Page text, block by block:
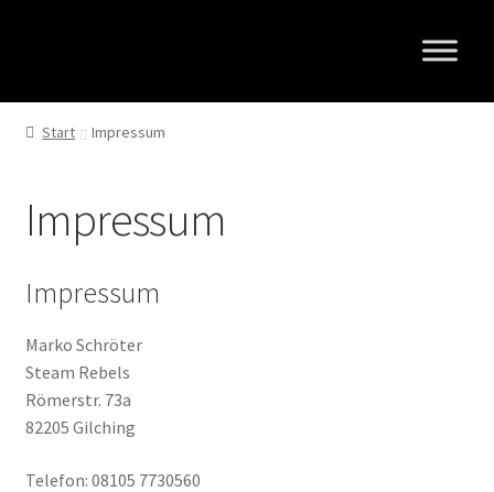
Start Impressum
Impressum
Impressum
Marko Schröter
Steam Rebels
Römerstr. 73a
82205 Gilching
Telefon: 08105 7730560